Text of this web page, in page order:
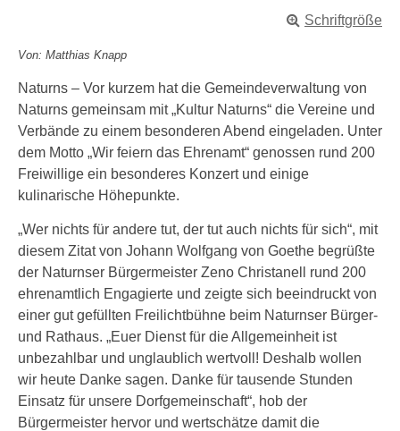
Schriftgröße
Von: Matthias Knapp
Naturns – Vor kurzem hat die Gemeindeverwaltung von
Naturns gemeinsam mit „Kultur Naturns“ die Vereine und
Verbände zu einem besonderen Abend eingeladen. Unter
dem Motto „Wir feiern das Ehrenamt“ genossen rund 200
Freiwillige ein besonderes Konzert und einige
kulinarische Höhepunkte.
„Wer nichts für andere tut, der tut auch nichts für sich“, mit
diesem Zitat von Johann Wolfgang von Goethe begrüßte
der Naturnser Bürgermeister Zeno Christanell rund 200
ehrenamtlich Engagierte und zeigte sich beeindruckt von
einer gut gefüllten Freilichtbühne beim Naturnser Bürger-
und Rathaus. „Euer Dienst für die Allgemeinheit ist
unbezahlbar und unglaublich wertvoll! Deshalb wollen
wir heute Danke sagen. Danke für tausende Stunden
Einsatz für unsere Dorfgemeinschaft“, hob der
Bürgermeister hervor und wertschätze damit die